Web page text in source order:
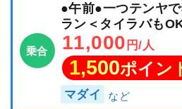
乗合
●午前●一つテンヤ
ラン＜タイラバも
11,000 円/人
1,500ポイン
マダイ